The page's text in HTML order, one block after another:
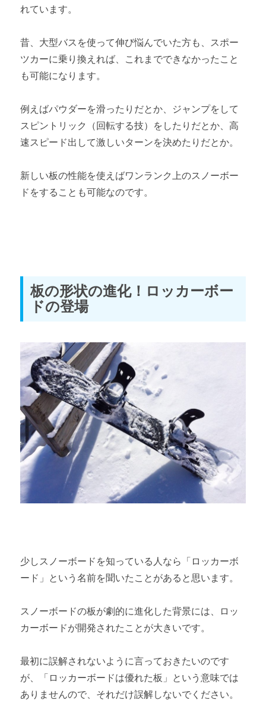
れています。
昔、大型バスを使って伸び悩んでいた方も、スポー
ツカーに乗り換えれば、これまでできなかったこと
も可能になります。
例えばパウダーを滑ったりだとか、ジャンプをして
スピントリック（回転する技）をしたりだとか、高
速スピード出して激しいターンを決めたりだとか。
新しい板の性能を使えばワンランク上のスノーボー
ドをすることも可能なのです。
板の形状の進化！ロッカーボー
ドの登場
少しスノーボードを知っている人なら「ロッカーボ
ード」という名前を聞いたことがあると思います。
スノーボードの板が劇的に進化した背景には、ロッ
カーボードが開発されたことが大きいです。
最初に誤解されないように言っておきたいのです
が、「ロッカーボードは優れた板」という意味では
ありませんので、それだけ誤解しないでください。